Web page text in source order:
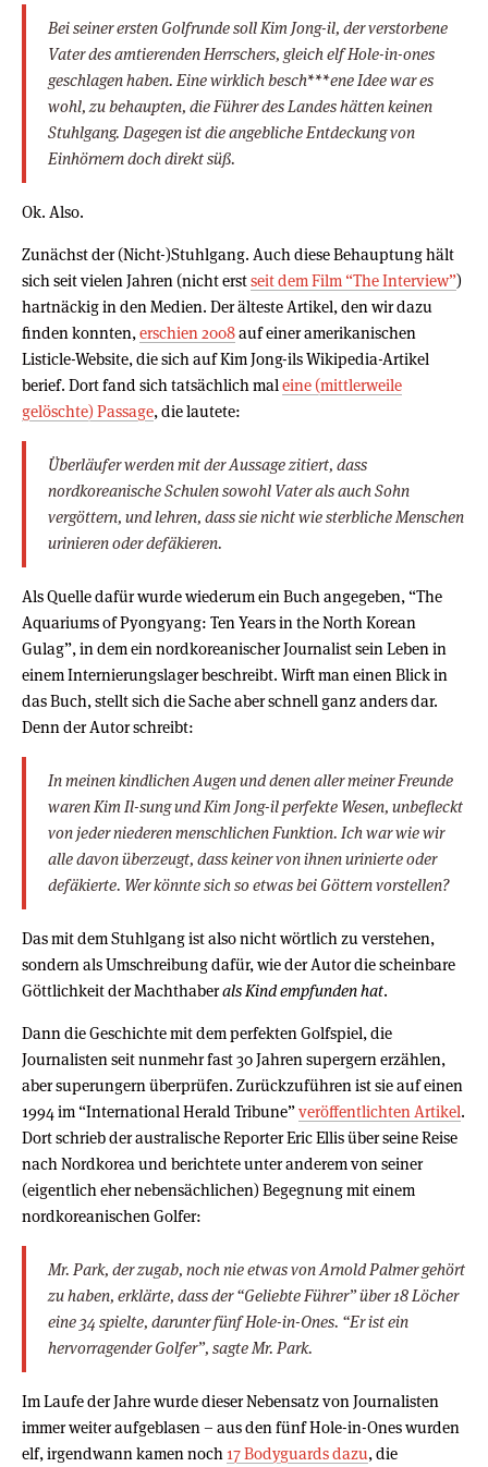
Bei seiner ersten Golfrunde soll Kim Jong-il, der verstorbene
Vater des amtierenden Herrschers, gleich elf Hole-in-ones
geschlagen haben. Eine wirklich besch***ene Idee war es
wohl, zu behaupten, die Führer des Landes hätten keinen
Stuhlgang. Dagegen ist die angebliche Entdeckung von
Einhörnern doch direkt süß.
Ok. Also.
Zunächst der (Nicht-)Stuhlgang. Auch diese Behauptung hält
sich seit vielen Jahren (nicht erstseit dem Film “The Interview”)
hartnäckig in den Medien. Der älteste Artikel, den wir dazu
finden konnten,erschien 2008auf einer amerikanischen
Listicle-Website, die sich auf Kim Jong-ils Wikipedia-Artikel
berief. Dort fand sich tatsächlich maleine (mittlerweile
gelöschte) Passage, die lautete:
Überläufer werden mit der Aussage zitiert, dass
nordkoreanische Schulen sowohl Vater als auch Sohn
vergöttern, und lehren, dass sie nicht wie sterbliche Menschen
urinieren oder defäkieren.
Als Quelle dafür wurde wiederum ein Buch angegeben, “The
Aquariums of Pyongyang: Ten Years in the North Korean
Gulag”, in dem ein nordkoreanischer Journalist sein Leben in
einem Internierungslager beschreibt. Wirft man einen Blick in
das Buch, stellt sich die Sache aber schnell ganz anders dar.
Denn der Autor schreibt:
In meinen kindlichen Augen und denen aller meiner Freunde
waren Kim Il-sung und Kim Jong-il perfekte Wesen, unbefleckt
von jeder niederen menschlichen Funktion. Ich war wie wir
alle davon überzeugt, dass keiner von ihnen urinierte oder
defäkierte. Wer könnte sich so etwas bei Göttern vorstellen?
Das mit dem Stuhlgang ist also nicht wörtlich zu verstehen,
sondern als Umschreibung dafür, wie der Autor die scheinbare
Göttlichkeit der Machthaberals Kind empfunden hat.
Dann die Geschichte mit dem perfekten Golfspiel, die
Journalisten seit nunmehr fast 30 Jahren supergern erzählen,
aber superungern überprüfen. Zurückzuführen ist sie auf einen
1994 im “International Herald Tribune”veröffentlichten Artikel.
Dort schrieb der australische Reporter Eric Ellis über seine Reise
nach Nordkorea und berichtete unter anderem von seiner
(eigentlich eher nebensächlichen) Begegnung mit einem
nordkoreanischen Golfer:
Mr. Park, der zugab, noch nie etwas von Arnold Palmer gehört
zu haben, erklärte, dass der “Geliebte Führer” über 18 Löcher
eine 34 spielte, darunter fünf Hole-in-Ones. “Er ist ein
hervorragender Golfer”, sagte Mr. Park.
Im Laufe der Jahre wurde dieser Nebensatz von Journalisten
immer weiter aufgeblasen – aus den fünf Hole-in-Ones wurden
elf, irgendwann kamen noch 17 Bodyguards dazu, die